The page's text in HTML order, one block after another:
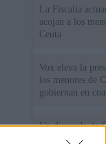
La Fiscalía
acojan a los
Ceuta
Vox eleva la
los menores de
gobiernan en
Un diputado de
ante la Fiscalía